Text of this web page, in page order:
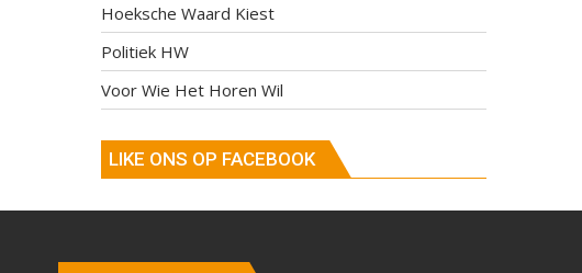
Hoeksche Waard Kiest
Politiek HW
Voor Wie Het Horen Wil
LIKE ONS OP FACEBOOK